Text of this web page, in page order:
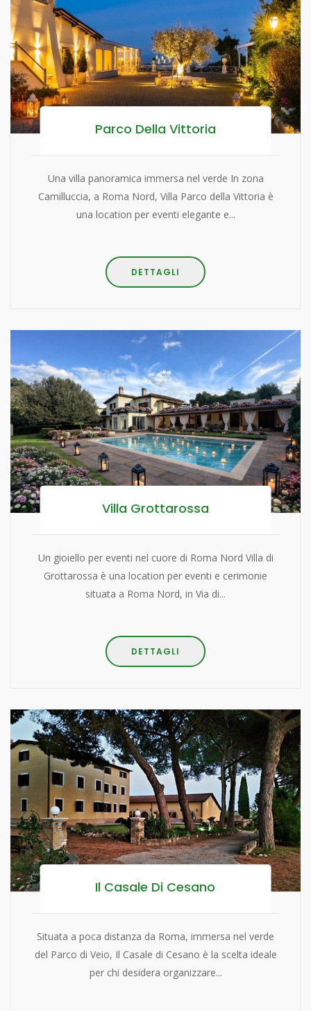
Parco Della Vittoria
Una villa panoramica immersa nel verde In zona
Camilluccia, a Roma Nord, Villa Parco della Vittoria è
una location per eventi elegante e...
DETTAGLI
Villa Grottarossa
Un gioiello per eventi nel cuore di Roma Nord Villa di
Grottarossa è una location per eventi e cerimonie
situata a Roma Nord, in Via di...
DETTAGLI
Il Casale Di Cesano
Situata a poca distanza da Roma, immersa nel verde
del Parco di Veio, Il Casale di Cesano è la scelta ideale
per chi desidera organizzare...